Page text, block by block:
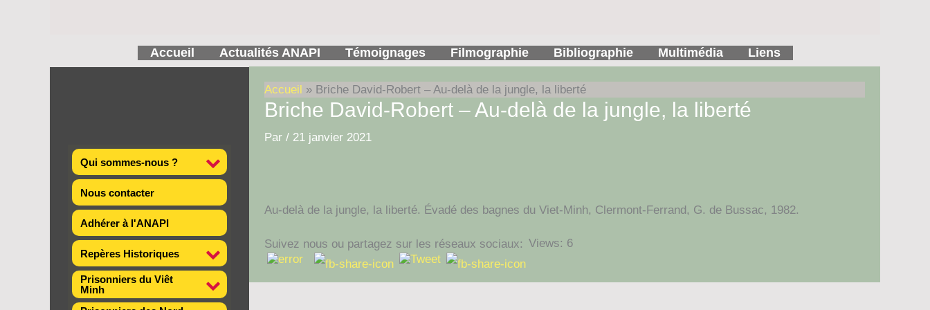
Accueil Actualités ANAPI Témoignages Filmographie Bibliographie Multimédia Liens
Qui sommes-nous ?
Nous contacter
Adhérer à l'ANAPI
Repères Historiques
Prisonniers du Viêt
Minh
Accueil Briche David-Robert – Au-delà de la jungle, la liberté
Briche David-Robert – Au-delà de la jungle, la liberté
Par / 21 janvier 2021
Au-delà de la jungle, la liberté. Évadé des bagnes du Viet-Minh, Clermont-Ferrand, G. de Bussac, 1982.
Suivez nous ou partagez sur les réseaux sociaux: Views: 6